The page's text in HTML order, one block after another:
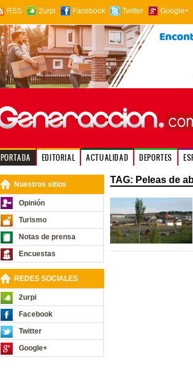
RSS 2urpi Facebook Twitter Google+
PORTADA EDITORIAL ACTUALIDAD DEPORTES
Nuestros sitios
Opinión
Turismo
Notas de prensa
Encuestas
REDES SOCIALES
2urpi
Facebook
Twitter
Google+
TAG: Peleas de